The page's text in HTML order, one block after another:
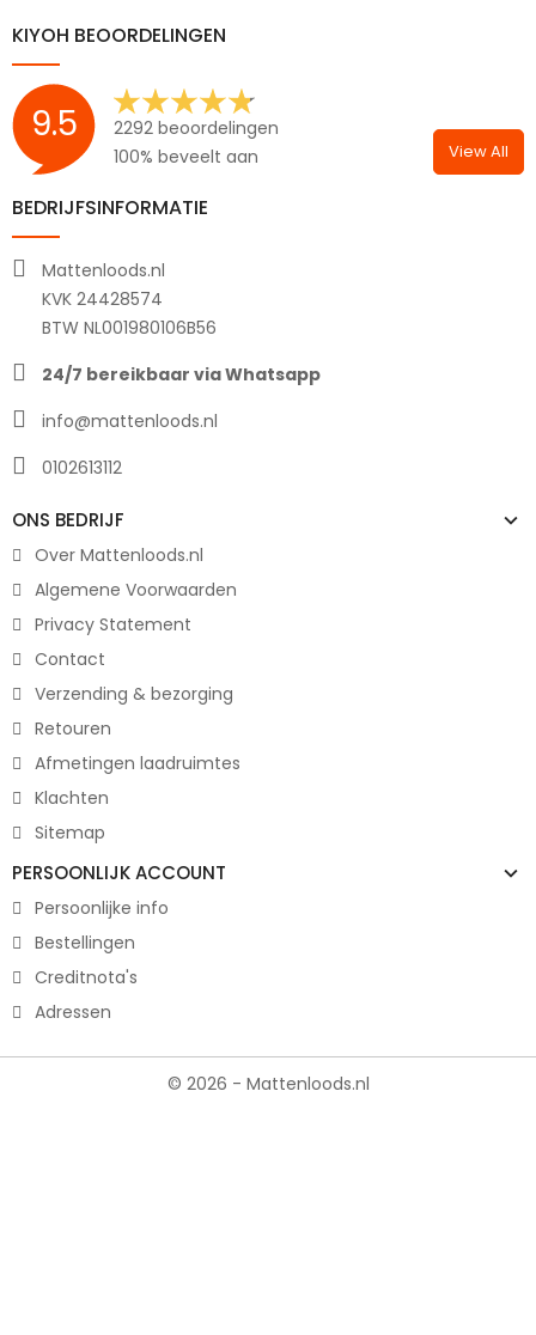
KIYOH BEOORDELINGEN
9.5
2292 beoordelingen
100% beveelt aan
View All
BEDRIJFSINFORMATIE
Mattenloods.nl
KVK 24428574
BTW NL001980106B56
24/7 bereikbaar via Whatsapp
info@mattenloods.nl
0102613112
ONS BEDRIJF
Over Mattenloods.nl
Algemene Voorwaarden
Privacy Statement
Contact
Verzending & bezorging
Retouren
Afmetingen laadruimtes
Klachten
Sitemap
PERSOONLIJK ACCOUNT
Persoonlijke info
Bestellingen
Creditnota's
Adressen
© 2026 - Mattenloods.nl